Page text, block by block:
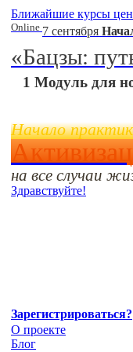
Ближайшие курсы
Online 7 сентября
«Бацзы:
1 Модуль для
Начало
на все случаи
Здравствуйте!
Зарегистрироваться?
О проекте
Блог